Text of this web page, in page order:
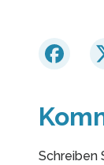
Schreiben